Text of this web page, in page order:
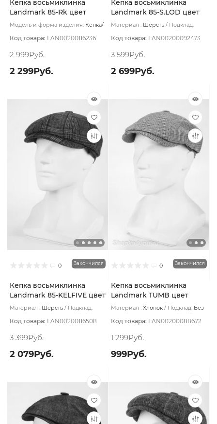
Кепка восьмиклинка
Landmark 85-Rk цвет
Серый темный размер 56
Модель и форма изделия: Кепка/
Код товара: LAN00200116236
2 999Руб.
2 299Руб.
Кепка восьмиклинка
Landmark 85-S.LOD цвет
Серый размер 61
Материал : Шерсть
Подклад:
Код товара: LAN00200092473
3 599Руб.
2 699Руб.
0 Закончился
Кепка восьмиклинка
Landmark 85-KELFIVE цвет
Серый теплый размер 56
Материал : Шерсть
Подклад:
Код товара: LAN00200116508
3 399Руб.
2 079Руб.
0 Закончился
Кепка восьмиклинка
Landmark TUMB цвет
Бежевый тёмный размер
Материал : Хлопок Подклад: Без
Код товара: LAN00200088672
1 299Руб.
999Руб.